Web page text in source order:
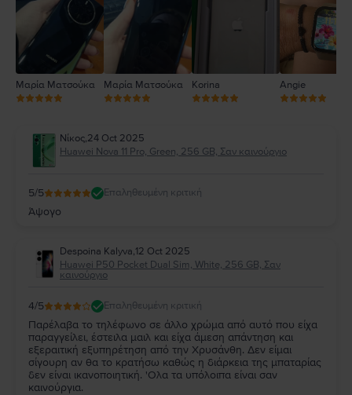
Μαρία Ματσούκα Μαρία Ματσούκα Korina Angie
Νίκος,24 Oct 2025
Huawei Nova 11 Pro, Green, 256 GB, Σαν καινούργιο
5/5 Επαληθευμένη κριτική
Άψογο
Despoina Kalyva,12 Oct 2025
Huawei P50 Pocket Dual Sim, White, 256 GB, Σαν
καινούργιο
4/5 Επαληθευμένη κριτική
Παρέλαβα το τηλέφωνο σε άλλο χρώμα από αυτό που είχα
παραγγείλει, έστειλα μαιλ και είχα άμεση απάντηση και
εξεραιτική εξυπηρέτηση από την Χρυσάνθη. Δεν είμαι
σίγουρη αν θα το κρατήσω καθώς η διάρκεια της μπαταρίας
δεν είναι ικανοποιητική. 'Ολα τα υπόλοιπα είναι σαν
καινούργια.